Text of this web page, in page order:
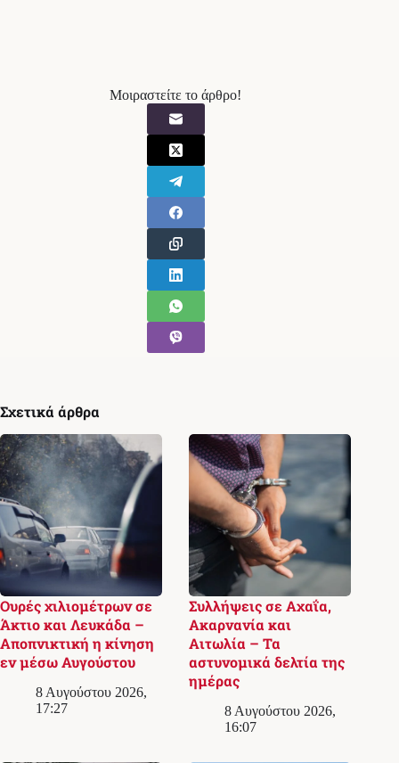
Μοιραστείτε το άρθρο!
Σχετικά άρθρα
Ουρές χιλιομέτρων σε
Άκτιο και Λευκάδα –
Αποπνικτική η κίνηση
εν μέσω Αυγούστου
8 Αυγούστου 2026,
17:27
Συλλήψεις σε Αχαΐα,
Ακαρνανία και
Αιτωλία – Τα
αστυνομικά δελτία της
ημέρας
8 Αυγούστου 2026,
16:07